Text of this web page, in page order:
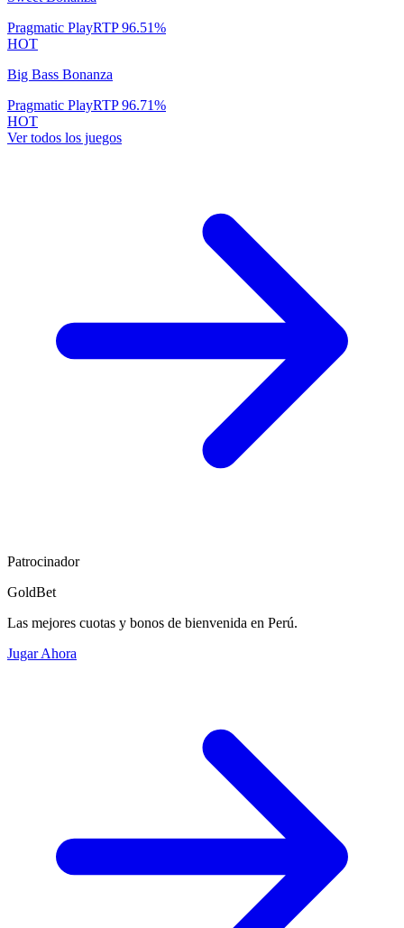
Pragmatic PlayRTP96.51%
HOT
Big Bass Bonanza
Pragmatic PlayRTP96.71%
HOT
Ver todos los juegos
Patrocinador
GoldBet
Las mejores cuotas y bonos de bienvenida en Perú.
Jugar Ahora